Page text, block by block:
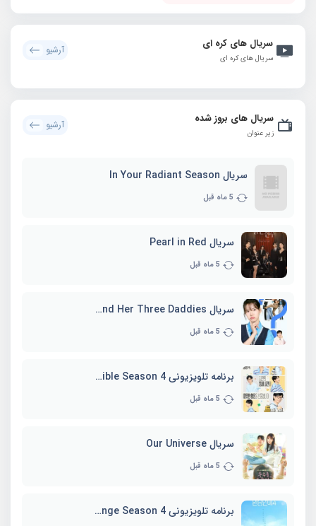
سریال های کره ای
سریال های کره ای
آرشیو
سریال های بروز شده
زیر عنوان
آرشیو
سریال In Your Radiant Season
5 ماه قبل
سریال Pearl in Red
5 ماه قبل
سریال Marie and Her Three Daddies
5 ماه قبل
برنامه تلویزیونی Whenever Possible Season 4
5 ماه قبل
سریال Our Universe
5 ماه قبل
برنامه تلویزیونی EXchange Season 4